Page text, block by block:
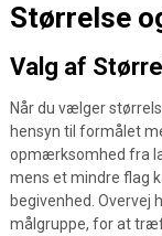
Størrelse
Valg af
Når du vælger
hensyn til formålet
opmærksomhed fra
mens et mindre flag
begivenhed. Overvej
målgruppe, for at